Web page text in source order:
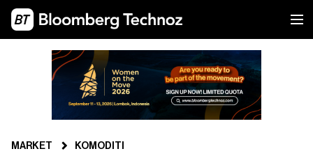
MARKET KOMODITI